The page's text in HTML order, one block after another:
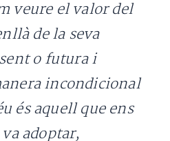
veure el valor del
de la seva
o futura i
incondicional
és aquell que ens
adoptar,